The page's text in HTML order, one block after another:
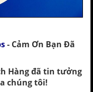
- Cảm Ơn Bạn Đã
Hàng đã tin tưởng
chúng tôi!